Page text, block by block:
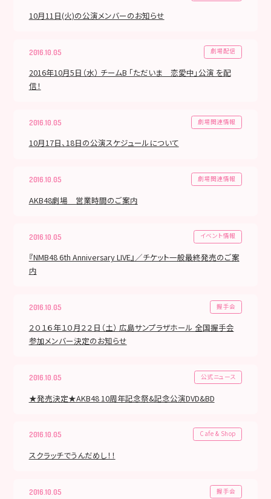
10月11日(火)の公演メンバーのお知らせ
2016.10.05 劇場配信
2016年10月5日（水） チームB 「ただいま 恋愛中」公演 を配
信！
2016.10.05 劇場関連情報
10月17日、18日の公演スケジュールについて
2016.10.05 劇場関連情報
AKB48劇場 営業時間のご案内
2016.10.05 イベント情報
『NMB48 6th Anniversary LIVE』／チケット一般最終発売のご案
内
2016.10.05 握手会
２０１６年１０月２２日（土） 広島サンプラザホール 全国握手会
参加メンバー決定のお知らせ
2016.10.05 公式ニュース
★発売決定★AKB48 10周年記念祭&記念公演DVD&BD
2016.10.05 Cafe & Shop
スクラッチでうんだめし！！
2016.10.05 握手会